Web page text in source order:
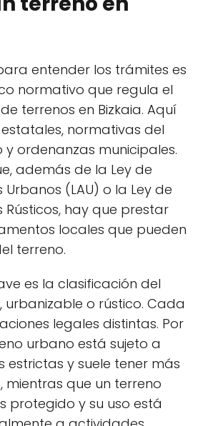
entender los trámites es
normativo que regula el
terrenos en Bizkaia. Aquí
normativas del
y ordenanzas municipales.
además de la Ley de
(LAU) o la Ley de
hay que prestar
locales que pueden
terreno.
es la clasificación del
urbanizable o rústico. Cada
legales distintas. Por
urbano está sujeto a
estrictas y suele tener más
mientras que un terreno
protegido y su uso está